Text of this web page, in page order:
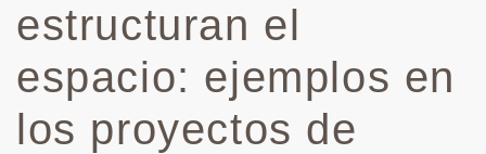
estructuran el
espacio: ejemplos en
los proyectos de